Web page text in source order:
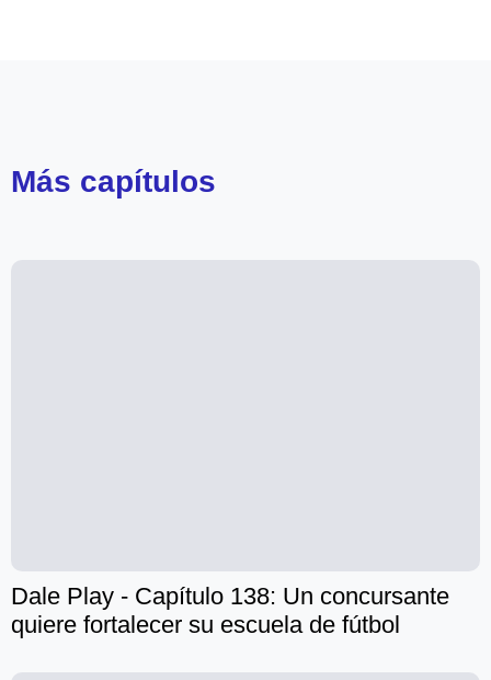
Más capítulos
Dale Play - Capítulo 138: Un concursante
quiere fortalecer su escuela de fútbol